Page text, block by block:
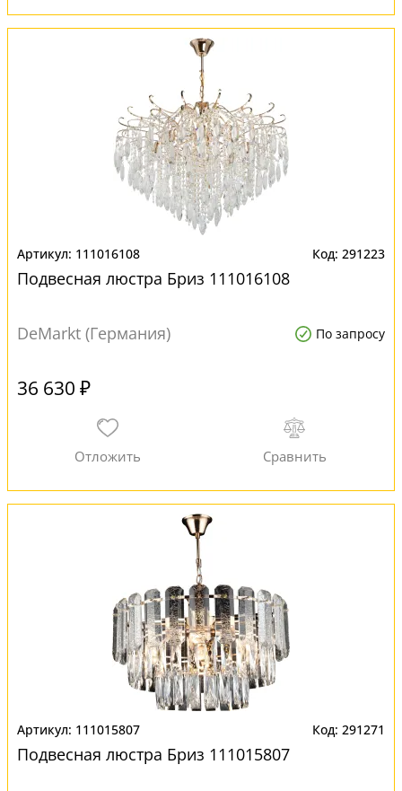
111016108 291223
Подвесная люстра Бриз 111016108
DeMarkt (Германия) По запросу
36 630 ₽
111015807 291271
Подвесная люстра Бриз 111015807